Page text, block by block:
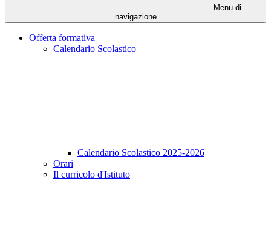
Menu di
navigazione
Offerta formativa
Calendario Scolastico
Calendario Scolastico 2025-2026
Orari
Il curricolo d'Istituto